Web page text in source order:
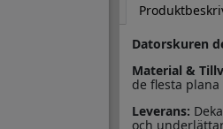
Datorskuren
Material &
de flesta plana
Leverans:
och